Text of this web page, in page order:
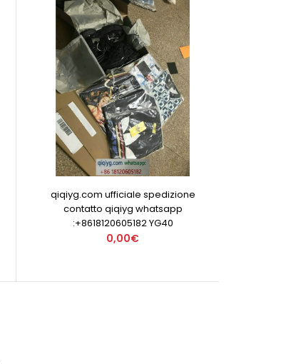
qiqiyg.com ufficiale spedizione
contatto qiqiyg whatsapp
:+8618120605182 YG40
0,00€